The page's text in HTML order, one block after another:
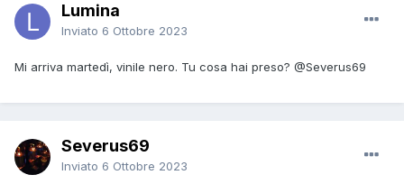
Lumina
Inviato 6 Ottobre 2023
Mi arriva martedì, vinile nero. Tu cosa hai preso? @Severus69
Severus69
Inviato 6 Ottobre 2023